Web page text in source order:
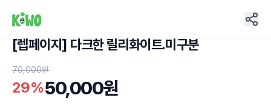
[렙페이지] 다크한 릴리화이트.미구분
70,000원
29%50,000원